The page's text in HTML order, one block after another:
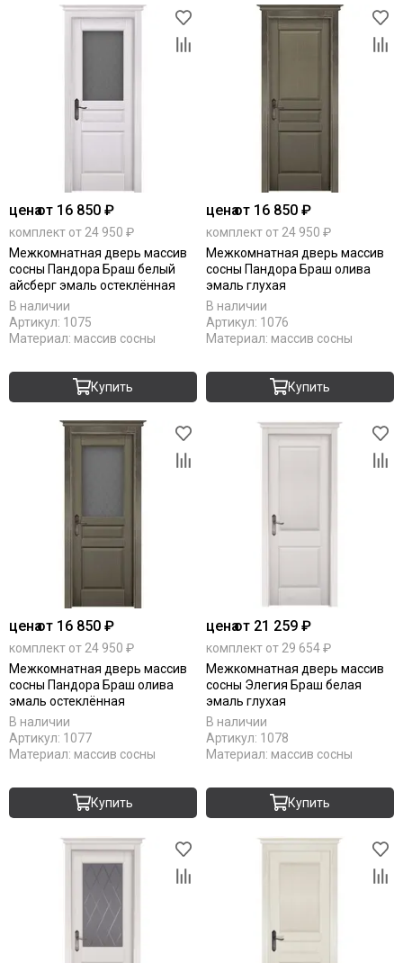
ценаот 16 850 ₽
комплект от 24 950 ₽
Межкомнатная дверь массив
сосны Пандора Браш белый
айсберг эмаль остеклённая
В наличии
Артикул: 1075
Материал: массив сосны
Купить
ценаот 16 850 ₽
комплект от 24 950 ₽
Межкомнатная дверь массив
сосны Пандора Браш олива
эмаль глухая
В наличии
Артикул: 1076
Материал: массив сосны
Купить
ценаот 16 850 ₽
комплект от 24 950 ₽
Межкомнатная дверь массив
сосны Пандора Браш олива
эмаль остеклённая
В наличии
Артикул: 1077
Материал: массив сосны
Купить
ценаот 21 259 ₽
комплект от 29 654 ₽
Межкомнатная дверь массив
сосны Элегия Браш белая
эмаль глухая
В наличии
Артикул: 1078
Материал: массив сосны
Купить